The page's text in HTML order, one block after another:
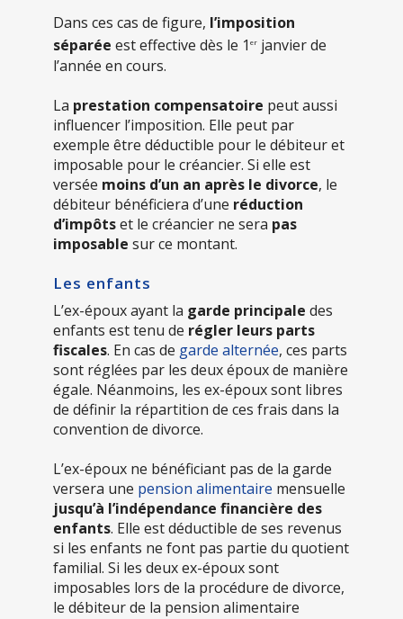
Dans ces cas de figure, l’imposition
séparée est effective dès le 1 er janvier de
l’année en cours.
La prestation compensatoire peut aussi
influencer l’imposition. Elle peut par
exemple être déductible pour le débiteur et
imposable pour le créancier. Si elle est
versée moins d’un an après le divorce, le
débiteur bénéficiera d’une réduction
d’impôtset le créancier ne sera pas
imposable sur ce montant.
Les enfants
L’ex-époux ayant la garde principale des
enfants est tenu de régler leurs parts
fiscales. En cas de garde alternée, ces parts
sont réglées par les deux époux de manière
égale. Néanmoins, les ex-époux sont libres
de définir la répartition de ces frais dans la
convention de divorce.
L’ex-époux ne bénéficiant pas de la garde
versera une pension alimentaire mensuelle
jusqu’à l’indépendance financière des
enfants. Elle est déductible de ses revenus
si les enfants ne font pas partie du quotient
familial. Si les deux ex-époux sont
imposables lors de la procédure de divorce,
le débiteur de la pension alimentaire